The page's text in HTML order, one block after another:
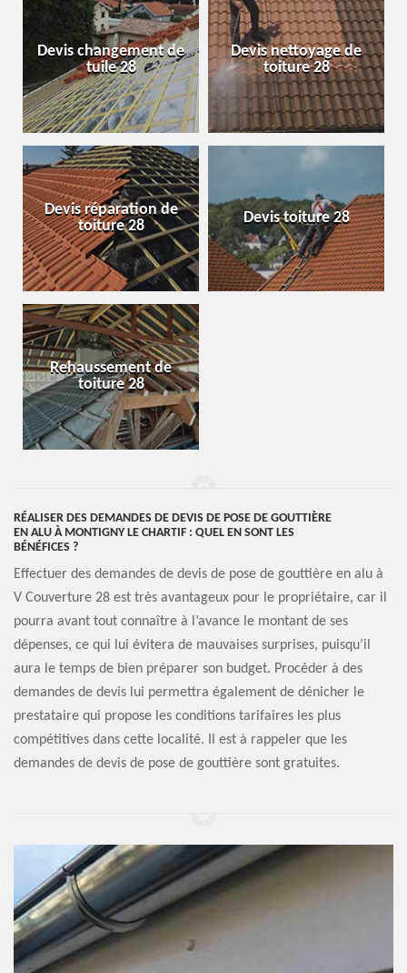
Devis changement de
tuile 28
Devis nettoyage de
toiture 28
Devis réparation de
toiture 28
Devis toiture 28
Rehaussement de
toiture 28
RÉALISER DES DEMANDES DE DEVIS DE POSE DE GOUTTIÈRE
EN ALU À MONTIGNY LE CHARTIF : QUEL EN SONT LES
BÉNÉFICES ?
Effectuer des demandes de devis de pose de gouttière en alu à
V Couverture 28 est très avantageux pour le propriétaire, car il
pourra avant tout connaître à l’avance le montant de ses
dépenses, ce qui lui évitera de mauvaises surprises, puisqu’il
aura le temps de bien préparer son budget. Procéder à des
demandes de devis lui permettra également de dénicher le
prestataire qui propose les conditions tarifaires les plus
compétitives dans cette localité. Il est à rappeler que les
demandes de devis de pose de gouttière sont gratuites.